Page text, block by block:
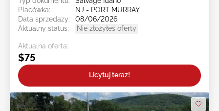
Placówka:
NJ - PORT MURRAY
Data sprzedaży:
08/06/2026
Aktualny status:
Nie złożyłeś oferty
Aktualna oferta:
$75
Licytuj teraz!